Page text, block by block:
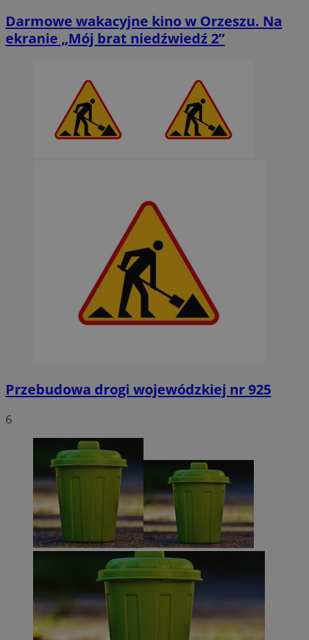
Darmowe wakacyjne kino w Orzeszu. Na
ekranie „Mój brat niedźwiedź 2”
Przebudowa drogi wojewódzkiej nr 925
6